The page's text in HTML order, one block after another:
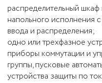
распределительный
напольного исполнения
ввода и распределения;
одно или трехфазное
приборы коммутации и
группы, пусковые
устройства защиты по